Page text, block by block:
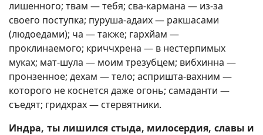
лишенного; твам — тебя; сва-кармана — из-за
своего поступка; пуруша-адаих — ракшасами
(людоедами); ча — также; гархйам —
проклинаемого; криччхрена — в нестерпимых
муках; мат-шула — моим трезубцем; вибхинна —
пронзенное; дехам — тело; аспришта-вахним —
которого не коснется даже огонь; самаданти —
съедят; гридхрах — стервятники.
Индра, ты лишился стыда, милосердия, славы и